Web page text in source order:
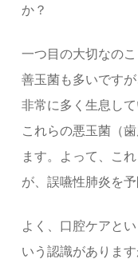
か？
一つ目の大切なのこ
善玉菌も多いです
非常に多く生息して
これらの悪玉菌（
ます。よって、こ
が、誤嚥性肺炎を
よく、口腔ケアと
いう認識がありま